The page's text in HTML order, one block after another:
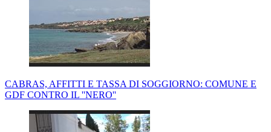
CABRAS, AFFITTI E TASSA DI SOGGIORNO: COMUNE E
GDF CONTRO IL ''NERO''